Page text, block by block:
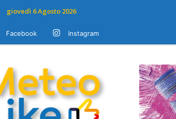
giovedì 6 Agosto 2026
Facebook Instagram